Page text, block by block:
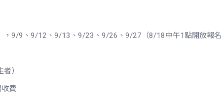
9/9、9/12、9/13、9/23、9/26、9/27（8/18中午1點開放報
）
費